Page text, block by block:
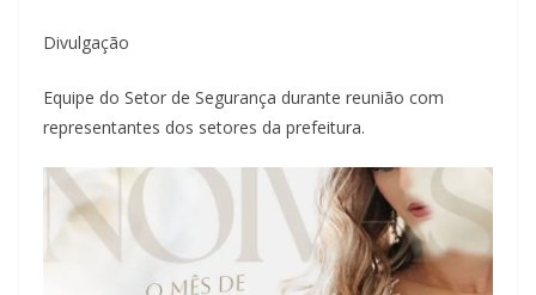
Divulgação
Equipe do Setor de Segurança durante reunião com
representantes dos setores da prefeitura.